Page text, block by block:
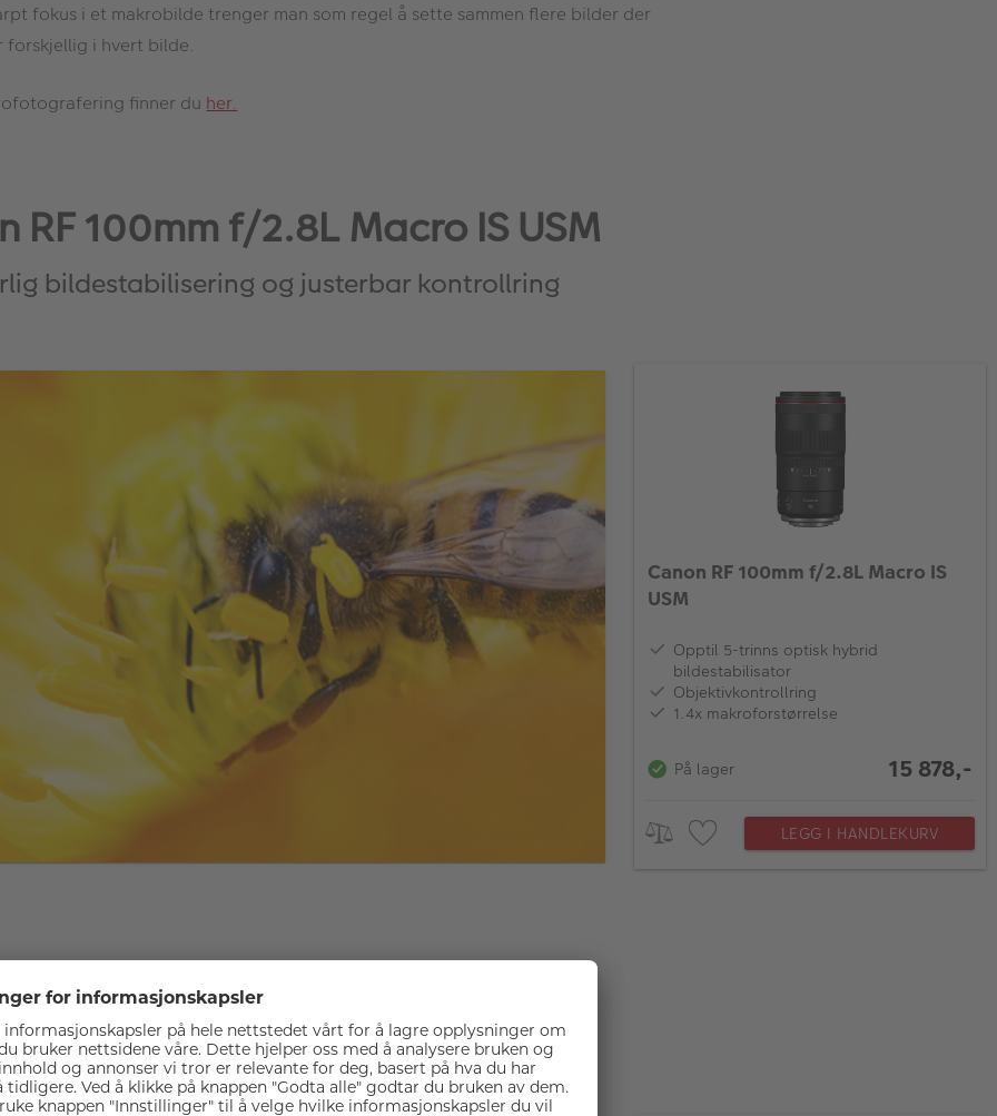
fokus i et makrobilde trenger man som regel å sette sammen flere bilder der
forskjellig i hvert bilde.
finner du her.
RF 100mm f/2.8L Macro IS USM
bildestabilisering og justerbar kontrollring
Canon RF 100mm f/2.8L Macro IS
USM
Opptil 5-trinns optisk hybrid
bildestabilisator
Objektivkontrollring
1.4x makroforstørrelse
På lager 15 878,-
LEGG I HANDLEKURV
NIKKOR Z MC 105mm f/2.8 VR S
Fantastisk skarphet og herlig bokeh